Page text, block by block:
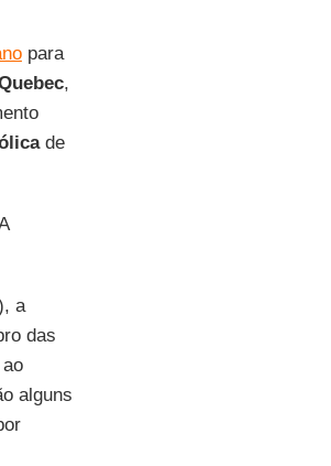
para
,
de
a
das
alguns